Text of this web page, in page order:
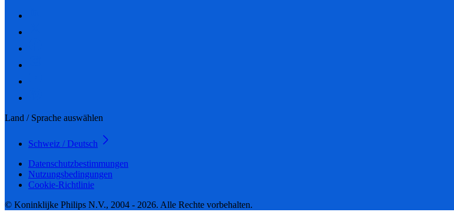
Land / Sprache auswählen
Schweiz / Deutsch
Datenschutzbestimmungen
Nutzungsbedingungen
Cookie-Richtlinie
© Koninklijke Philips N.V., 2004 - 2026. Alle Rechte vorbehalten.